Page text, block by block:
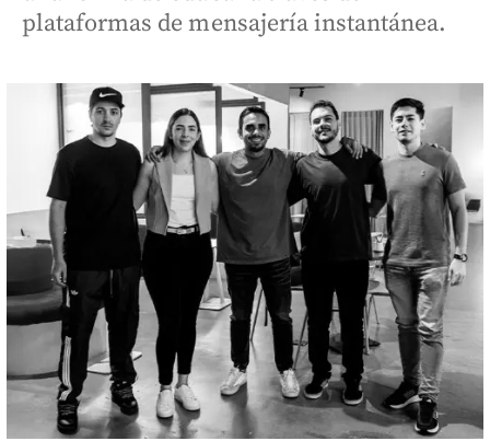
plataformas de mensajería instantánea.